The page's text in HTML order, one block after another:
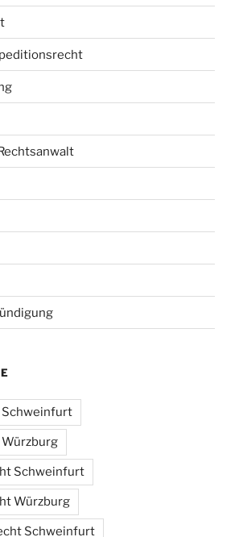
Schweinfurt
Schweinfurt
Würzburg
Schweinfurt